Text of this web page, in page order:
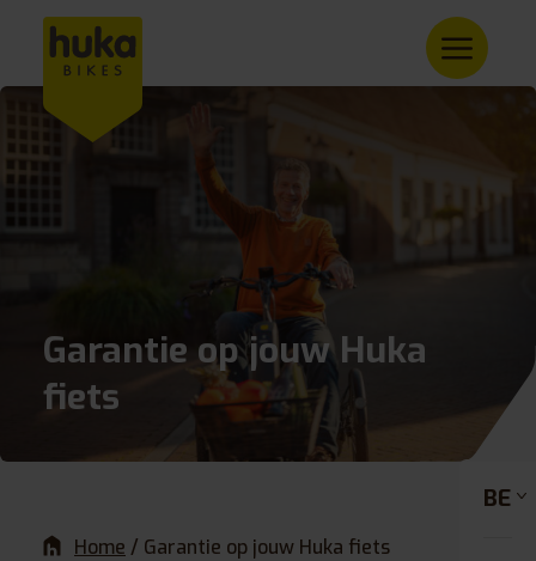
Garantie op jouw Huka
fiets
Home / Garantie op jouw Huka fiets
BE